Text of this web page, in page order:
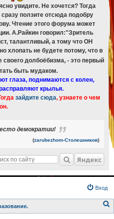
увидите. Не хочется? Тогда
ползите отсюда подобру
Чтение этого форума может
А.Райкин говорил:"Зритель
талантливый, а тому что ОН
хлопать не будете потому, что в
своего долбоёбизма, - это первый
быть мудаком.
глаза, поднимаются с колен,
крылья.
зайдите сюда, узнаете о чем
он.
демократии!
(zarubezhom-Столешников)
Яндекс
Вход